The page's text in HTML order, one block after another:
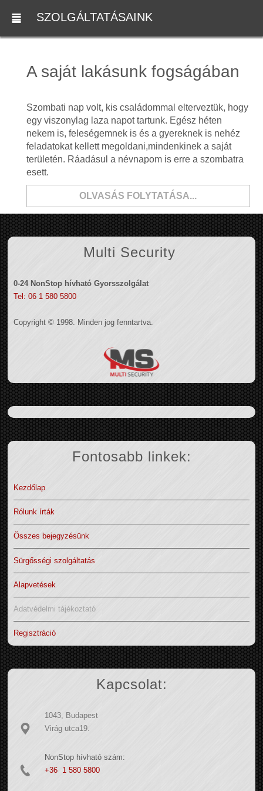
SZOLGÁLTATÁSAINK
A saját lakásunk fogságában
Szombati nap volt, kis családommal elterveztük, hogy
egy viszonylag laza napot tartunk. Egész héten
nekem is, feleségemnek is és a gyereknek is nehéz
feladatokat kellett megoldani,mindenkinek a saját
területén. Ráadásul a névnapom is erre a szombatra
esett.
OLVASÁS FOLYTATÁSA...
Multi Security
0-24 NonStop hívható Gyorsszolgálat
Tel: 06 1 580 5800
Copyright © 1998. Minden jog fenntartva.
Fontosabb linkek:
Kezdőlap
Rólunk írták
Összes bejegyzésünk
Sürgősségi szolgáltatás
Alapvetések
Adatvédelmi tájékoztató
Regisztráció
Kapcsolat:
1043, Budapest
Virág utca19.
NonStop hívható szám:
+36 1 580 5800